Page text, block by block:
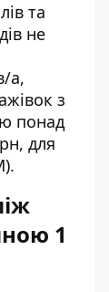
та
не
а,
з
понад
для
1